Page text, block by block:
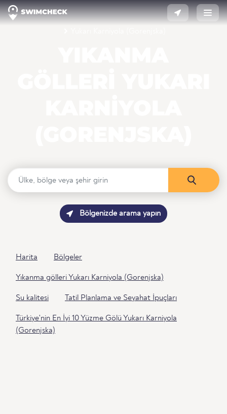
Bölgenizde arama yapın
Harita Bölgeler
Yıkanma gölleri Yukarı Karniyola (Gorenjska)
Su kalitesi Tatil Planlama ve Seyahat İpuçları
Türkiye'nin En İyi 10 Yüzme Gölü Yukarı Karniyola
(Gorenjska)